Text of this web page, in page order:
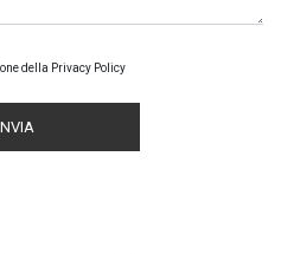
della Privacy Policy